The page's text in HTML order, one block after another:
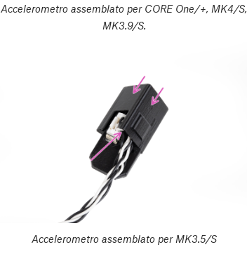
Accelerometro assemblato per CORE One/+, MK4/S,
MK3.9/S.
Accelerometro assemblato per MK3.5/S